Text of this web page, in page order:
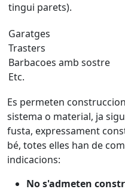
tingui parets).
Garatges
Trasters
Barbacoes amb sostre
Etc.
Es permeten
sistema o material, ja
fusta, expressament
bé, totes elles han de
indicacions:
No s'admeten